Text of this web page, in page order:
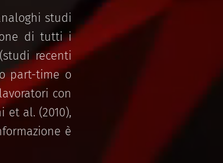
studi
di tutti i
recenti
part-time o
con
al. (2010),
è